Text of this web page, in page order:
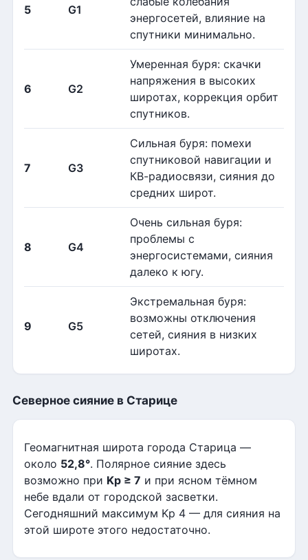
5 G1
энергосетей, влияние на
спутники минимально.
6 G2
Умеренная буря: скачки
напряжения в высоких
широтах, коррекция орбит
спутников.
7 G3
Сильная буря: помехи
спутниковой навигации и
КВ-радиосвязи, сияния до
средних широт.
8 G4
Очень сильная буря:
проблемы с
энергосистемами, сияния
далеко к югу.
9 G5
Экстремальная буря:
возможны отключения
сетей, сияния в низких
широтах.
Северное сияние в Старице
Геомагнитная широта города Старица —
около 52,8°. Полярное сияние здесь
возможно при Kp ≥ 7 и при ясном тёмном
небе вдали от городской засветки.
Сегодняшний максимум Kp 4 — для сияния на
этой широте этого недостаточно.